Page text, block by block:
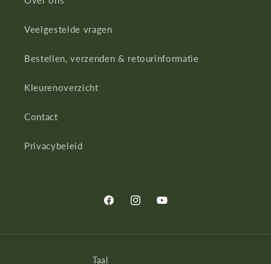
Veelgestelde vragen
Bestellen, verzenden & retourinformatie
Kleurenoverzicht
Contact
Privacybeleid
FacebookInstagramYouTube
Taal